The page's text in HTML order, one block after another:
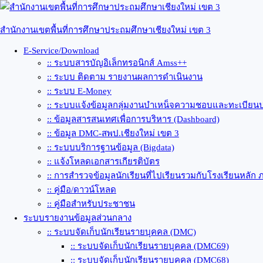
Skip
content
สำนักงานเขตพื้นที่การศึกษาประถมศึกษาเชียงใหม่ เขต 3
E-Service/Download
:: ระบบสารบัญอิเล็กทรอนิกส์ Amss++
:: ระบบ ติดตาม รายงานผลการดำเนินงาน
:: ระบบ E-Money
:: ระบบแจ้งข้อมูลกลุ่มงานบำเหน็จความชอบและทะเบียน
:: ข้อมูลสารสนเทศเพื่อการบริหาร (Dashboard)
:: ข้อมูล DMC-สพป.เชียงใหม่ เขต 3
:: ระบบบริการฐานข้อมูล (Bigdata)
:: แจ้งโหลดเอกสารเกียรติบัตร
:: การสำรวจข้อมูลนักเรียนที่ไปเรียนรวมกับโรงเรียนหลั
:: คู่มือ/ดาวน์โหลด
:: คู่มือสำหรับประชาชน
ระบบรายงานข้อมูลส่วนกลาง
:: ระบบจัดเก็บนักเรียนรายบุคคล (DMC)
:: ระบบจัดเก็บนักเรียนรายบุคคล (DMC69)
:: ระบบจัดเก็บนักเรียนรายบุคคล (DMC68)